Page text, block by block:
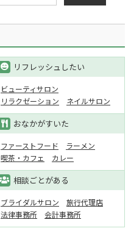
リフレッシュしたい
ビューティサロン
リラクゼーション
ネイルサロン
おなかがすいた
ファーストフード
ラーメン
喫茶・カフェ
カレー
相談ごとがある
ブライダルサロン
旅行代理店
法律事務所
会計事務所